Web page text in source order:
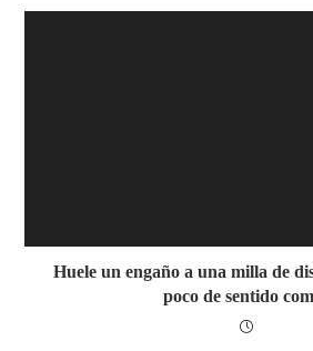
Huele un engaño a una milla de
poco de sentido